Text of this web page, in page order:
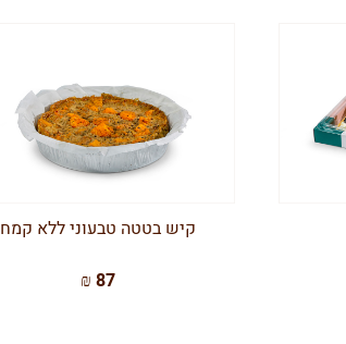
קיש בטטה טבעוני ללא קמח
87 ₪